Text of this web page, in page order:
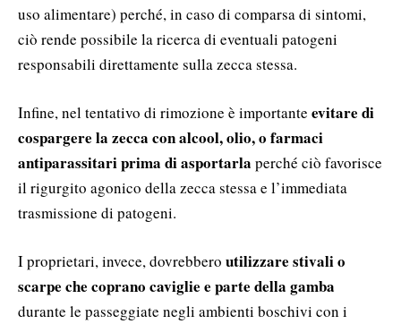
uso alimentare) perché, in caso di comparsa di sintomi,
ciò rende possibile la ricerca di eventuali patogeni
responsabili direttamente sulla zecca stessa.
Infine, nel tentativo di rimozione è importante evitare di
cospargere la zecca con alcool, olio, o farmaci
antiparassitari prima di asportarla perché ciò favorisce
il rigurgito agonico della zecca stessa e l’immediata
trasmissione di patogeni.
I proprietari, invece, dovrebbero utilizzare stivali o
scarpe che coprano caviglie e parte della gamba
durante le passeggiate negli ambienti boschivi con i